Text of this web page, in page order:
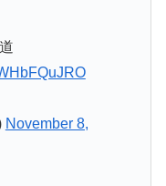
November 8,